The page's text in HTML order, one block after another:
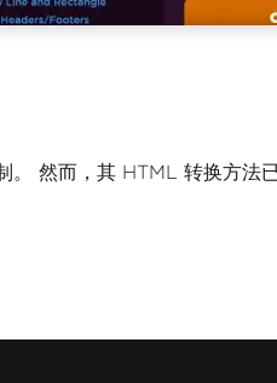
然而，其 HTML 转换方法